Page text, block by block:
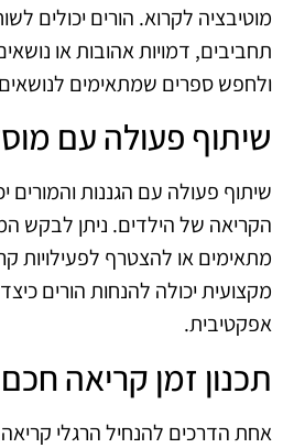
מוטיבציה לקרוא. הורים יכולים
תחביבים, דמויות אהובות או
ולחפש ספרים שמתאימים
שיתוף פעולה עם
שיתוף פעולה עם הגננות והמורים
הקריאה של הילדים. ניתן לבקש
מתאימים או להצטרף לפעילויות
מקצועית יכולה להנחות הורים
אפקטיבית.
תכנון זמן קריאה חכם
אחת הדרכים להנחיל הרגלי קריאה